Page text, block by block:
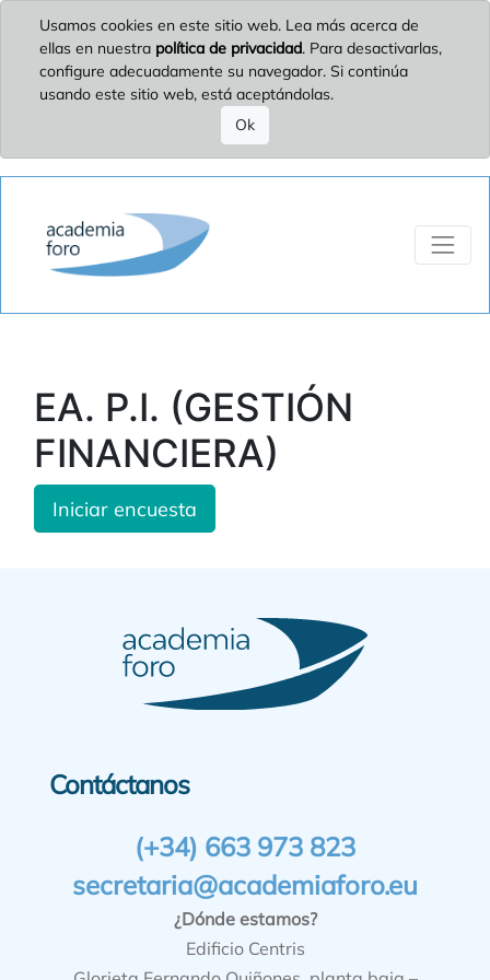
Usamos cookies en este sitio web. Lea más acerca de
ellas en nuestra política de privacidad. Para desactivarlas,
configure adecuadamente su navegador. Si continúa
usando este sitio web, está aceptándolas.
Ok
EA. P.I. (GESTIÓN
FINANCIERA)
Iniciar encuesta
Contáctanos
(+34) 663 973 823
secretaria@academiaforo.eu
¿Dónde estamos?
Edificio Centris